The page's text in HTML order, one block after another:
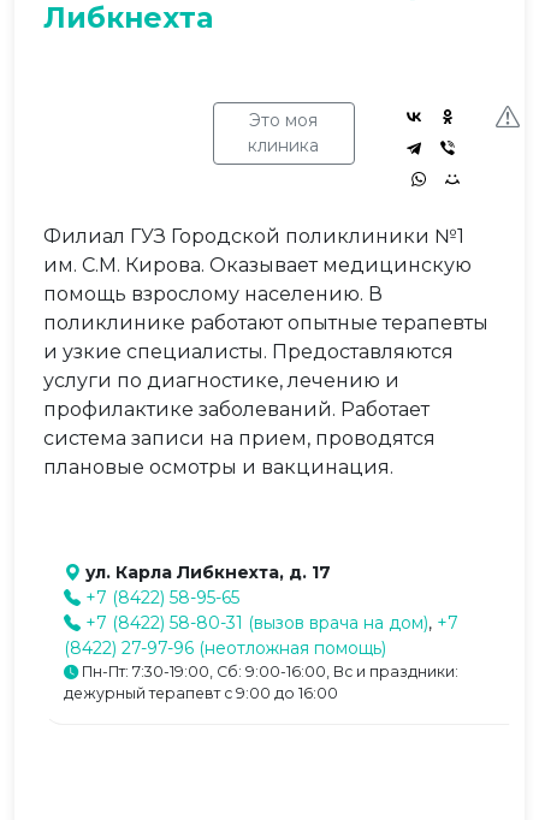
Либкнехта
Это моя
клиника
Филиал ГУЗ Городской поликлиники №1
им. С.М. Кирова. Оказывает медицинскую
помощь взрослому населению. В
поликлинике работают опытные терапевты
и узкие специалисты. Предоставляются
услуги по диагностике, лечению и
профилактике заболеваний. Работает
система записи на прием, проводятся
плановые осмотры и вакцинация.
ул. Карла Либкнехта, д. 17
+7 (8422) 58-95-65
+7 (8422) 58-80-31 (вызов врача на дом), +7
(8422) 27-97-96 (неотложная помощь)
Пн-Пт: 7:30-19:00, Сб: 9:00-16:00, Вс и праздники:
дежурный терапевт с 9:00 до 16:00